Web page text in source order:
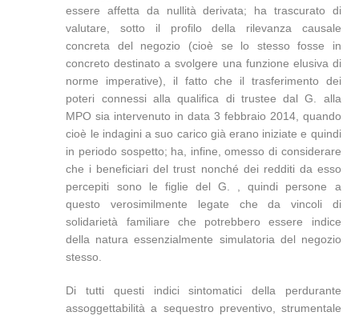
essere affetta da nullità derivata; ha trascurato di
valutare, sotto il profilo della rilevanza causale
concreta del negozio (cioè se lo stesso fosse in
concreto destinato a svolgere una funzione elusiva di
norme imperative), il fatto che il trasferimento dei
poteri connessi alla qualifica di trustee dal G. alla
MPO sia intervenuto in data 3 febbraio 2014, quando
cioè le indagini a suo carico già erano iniziate e quindi
in periodo sospetto; ha, infine, omesso di considerare
che i beneficiari del trust nonché dei redditi da esso
percepiti sono le figlie del G. , quindi persone a
questo verosimilmente legate che da vincoli di
solidarietà familiare che potrebbero essere indice
della natura essenzialmente simulatoria del negozio
stesso.
Di tutti questi indici sintomatici della perdurante
assoggettabilità a sequestro preventivo, strumentale